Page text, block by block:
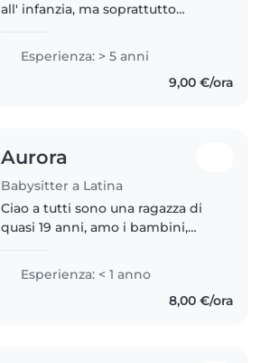
all' infanzia, ma soprattutto
Ho avuto esperienze coi neonati
verificabili. Dicono di me che
Esperienza: > 5 anni
9,00 €/ora
Aurora
Babysitter a Latina
Ciao a tutti sono una ragazza di
quasi 19 anni, amo i bambini,
completamente cresciuta dato
che fin da piccola mi occupavo
Esperienza: < 1 anno
8,00 €/ora